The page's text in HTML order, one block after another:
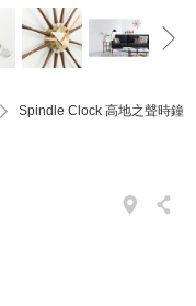
Spindle Clock 高地之聲時鐘